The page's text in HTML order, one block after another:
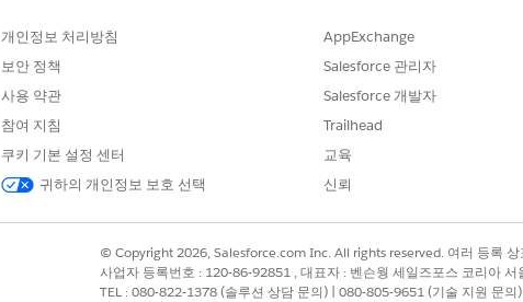
개인정보 처리방침
보안 정책
사용 약관
참여 지침
쿠키 기본 설정 센터
귀하의 개인정보 보호 선택
AppExchange
Salesforce 관리자
Salesforce 개발자
Trailhead
교육
신뢰
© Copyright 2026, Salesforce.com Inc. All rights reserved. 여러 등록 상
사업자 등록번호 : 120-86-92851 , 대표자 : 벤슨웡 세일즈포스 코리아
TEL : 080-822-1378 (솔루션 상담 문의) | 080-805-9651 (기술 지원 문의)